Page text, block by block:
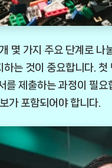
몇 가지 주요 단계로 나
하는 것이 중요합니다.
를 제출하는 과정이 필
가 포함되어야 합니다.